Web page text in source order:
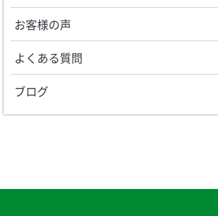
お客様の声
よくある質問
ブログ